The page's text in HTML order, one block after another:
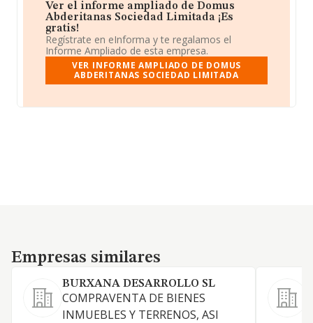
Ver el informe ampliado de Domus
Abderitanas Sociedad Limitada ¡Es
gratis!
Regístrate en eInforma y te regalamos el
Informe Ampliado de esta empresa.
VER INFORME AMPLIADO DE DOMUS
ABDERITANAS SOCIEDAD LIMITADA
Empresas similares
Empresas similares
BURXANA DESARROLLO SL
COMPRAVENTA DE BIENES
INMUEBLES Y TERRENOS, ASI